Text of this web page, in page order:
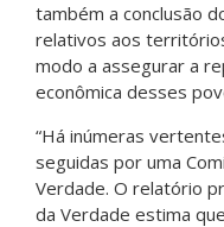
também a conclusão
relativos aos
modo a assegurar a
econômica desses
“Há inúmeras
seguidas por uma
Verdade. O relatório
da Verdade estima